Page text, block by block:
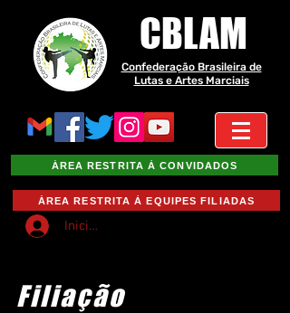
CBLAM
Confederação Brasileira de
Lutas e Artes Marciais
ÁREA RESTRITA À CONVIDADOS
ÁREA RESTRITA À EQUIPES FILIADAS
Iniciar sesión
Filiação